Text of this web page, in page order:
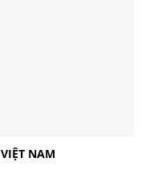
NAM